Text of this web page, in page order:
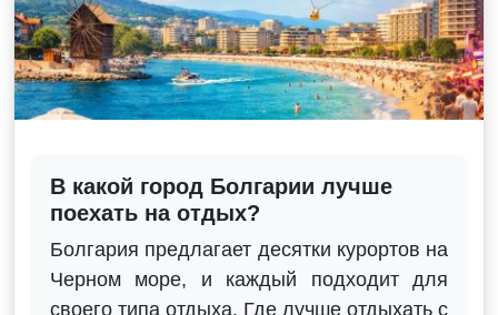
В какой город Болгарии лучше
поехать на отдых?
Болгария предлагает десятки курортов на
Черном море, и каждый подходит для
своего типа отдыха. Где лучше отдыхать с